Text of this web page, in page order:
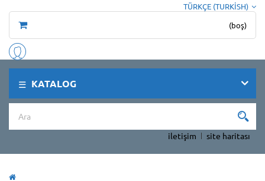
TÜRKÇE (TURKISH)
(boş)
KATALOG
iletişim site haritası